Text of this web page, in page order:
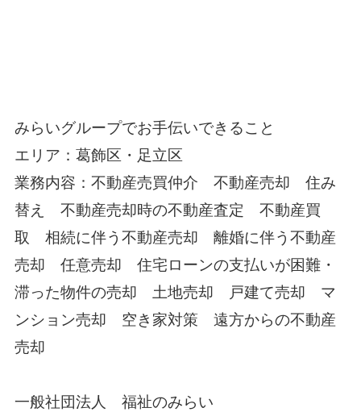
みらいグループでお手伝いできること
エリア：葛飾区・足立区
業務内容：不動産売買仲介 不動産売却 住み
替え 不動産売却時の不動産査定 不動産買
取 相続に伴う不動産売却 離婚に伴う不動産
売却 任意売却 住宅ローンの支払いが困難・
滞った物件の売却 土地売却 戸建て売却 マ
ンション売却 空き家対策 遠方からの不動産
売却
一般社団法人 福祉のみらい